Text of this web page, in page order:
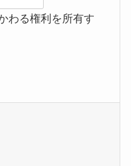
わる権利を所有す